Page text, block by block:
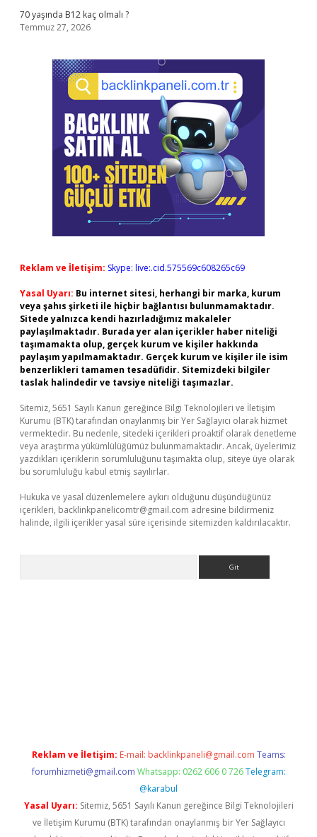
70 yaşında B12 kaç olmalı ?
Temmuz 27, 2026
Reklam ve İletişim: Skype: live:.cid.575569c608265c69
Yasal Uyarı: Bu internet sitesi, herhangi bir marka, kurum
veya şahıs şirketi ile hiçbir bağlantısı bulunmamaktadır.
Sitede yalnızca kendi hazırladığımız makaleler
paylaşılmaktadır. Burada yer alan içerikler haber niteliği
taşımamakta olup, gerçek kurum ve kişiler hakkında
paylaşım yapılmamaktadır. Gerçek kurum ve kişiler ile isim
benzerlikleri tamamen tesadüfidir. Sitemizdeki bilgiler
taslak halindedir ve tavsiye niteliği taşımazlar.
Sitemiz, 5651 Sayılı Kanun gereğince Bilgi Teknolojileri ve İletişim
Kurumu (BTK) tarafından onaylanmış bir Yer Sağlayıcı olarak hizmet
vermektedir. Bu nedenle, sitedeki içerikleri proaktif olarak denetleme
veya araştırma yükümlülüğümüz bulunmamaktadır. Ancak, üyelerimiz
yazdıkları içeriklerin sorumluluğunu taşımakta olup, siteye üye olarak
bu sorumluluğu kabul etmiş sayılırlar.
Hukuka ve yasal düzenlemelere aykırı olduğunu düşündüğünüz
içerikleri, backlinkpanelicomtr@gmail.com adresine bildirmeniz
halinde, ilgili içerikler yasal süre içerisinde sitemizden kaldırılacaktır.
Reklam ve İletişim: E-mail: backlinkpaneli@gmail.com Teams:
forumhizmeti@gmail.com Whatsapp: 0262 606 0 726 Telegram:
@karabul
Yasal Uyarı: Sitemiz, 5651 Sayılı Kanun gereğince Bilgi Teknolojileri
ve İletişim Kurumu (BTK) tarafından onaylanmış bir Yer Sağlayıcı